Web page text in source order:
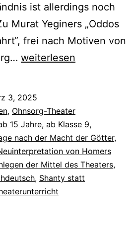
ist allerdings noch
Murat Yeginers „Oddos
frei nach Motiven von
Oddos
Eine
irre
Fahrt
weiterlesen
3, 2025
, Ohnsorg-Theater
15 Jahre, ab Klasse 9,
nach der Macht der Götter,
von Homers
der Mittel des Theaters,
, Shanty statt